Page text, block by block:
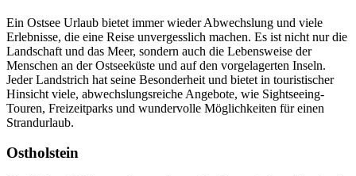
Ein Ostsee Urlaub bietet immer wieder Abwechslung und viele
Erlebnisse, die eine Reise unvergesslich machen. Es ist nicht nur die
Landschaft und das Meer, sondern auch die Lebensweise der
Menschen an der Ostseeküste und auf den vorgelagerten Inseln.
Jeder Landstrich hat seine Besonderheit und bietet in touristischer
Hinsicht viele, abwechslungsreiche Angebote, wie Sightseeing-
Touren, Freizeitparks und wundervolle Möglichkeiten für einen
Strandurlaub.
Ostholstein